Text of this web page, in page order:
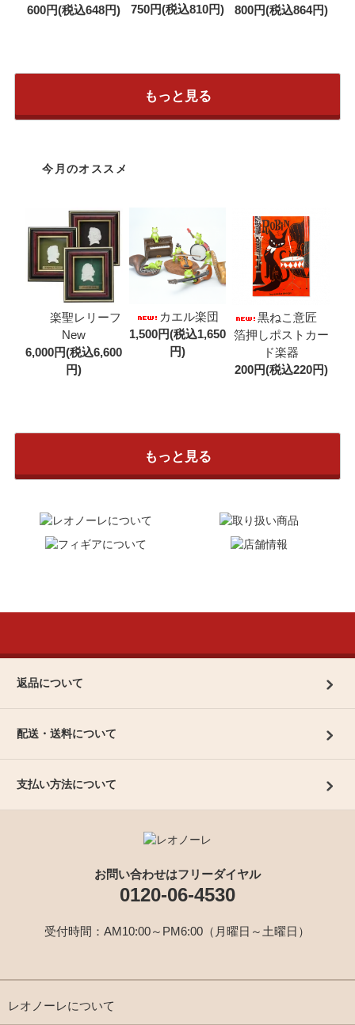
600円(税込648円)
750円(税込810円)
800円(税込864円)
もっと見る
今月のオススメ
楽聖レリーフ
New
6,000円(税込6,600
円)
カエル楽団
1,500円(税込1,650
円)
黒ねこ意匠
箔押しポストカー
ド楽器
200円(税込220円)
もっと見る
返品について
配送・送料について
支払い方法について
お問い合わせはフリーダイヤル
0120-06-4530
受付時間：AM10:00～PM6:00（月曜日～土曜日）
レオノーレについて